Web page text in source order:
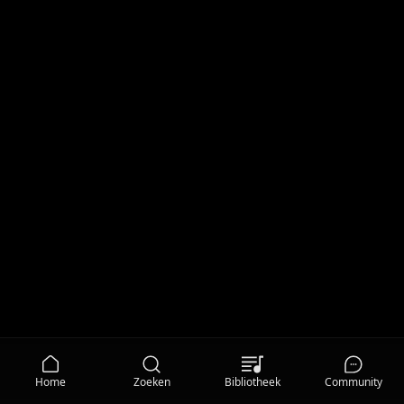
Home Zoeken Bibliotheek Community